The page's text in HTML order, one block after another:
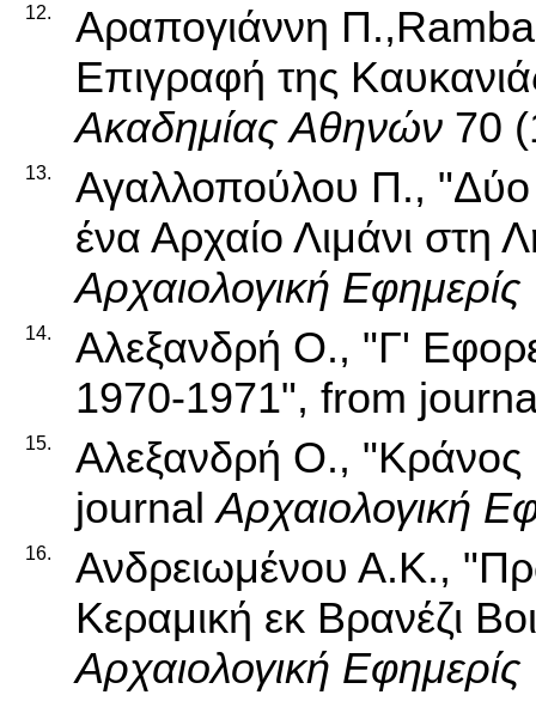
12.
Αραπογιάννη
Επιγραφή της
Ακαδημίας Αθηνών 70
13.
Αγαλλοπούλου Π., "Δύο
ένα Αρχαίο Λιμάνι στη
Αρχαιολογική Εφημερίς
14.
Αλεξανδρή Ο., "Γ'
1970-1971", from
15.
Αλεξανδρή Ο., "Κράνος
journalΑρχαιολογική
16.
Ανδρειωμένου Α.Κ.,
Κεραμική εκ Βρανέζι
Αρχαιολογική Εφημερίς